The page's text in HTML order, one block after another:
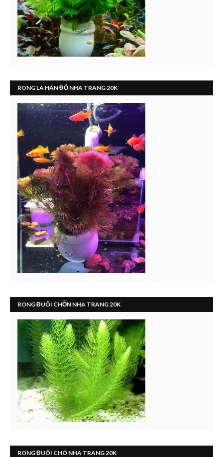
RONG LA HÁN ĐỎ NHA TRANG 20K
RONG ĐUÔI CHỒN NHA TRANG 20K
RONG ĐUÔI CHÓ NHA TRANG 20K